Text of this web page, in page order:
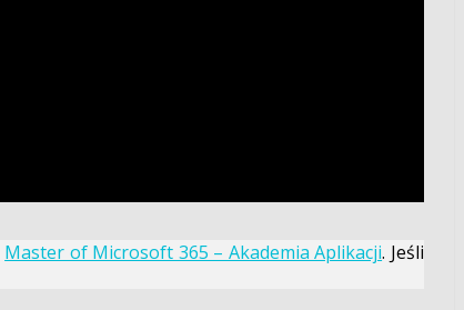
Master of Microsoft 365 – Akademia Aplikacji. Jeśli